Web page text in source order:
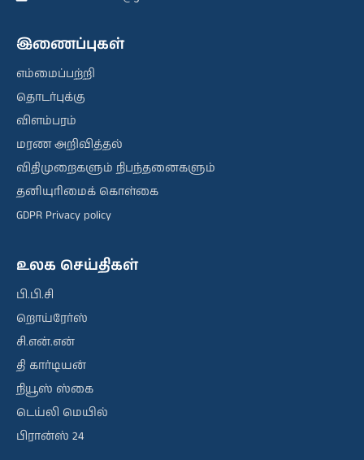
இணைப்புகள்
எம்மைப்பற்றி
தொடர்புக்கு
விளம்பரம்
மரண அறிவித்தல்
விதிமுறைகளும் நிபந்தனைகளும்
தனியுரிமைக் கொள்கை
GDPR Privacy policy
உலக செய்திகள்
பி.பி.சி
றொய்ரேர்ஸ்
சி.என்.என்
தி கார்டியன்
நியூஸ் ஸ்கை
டெய்லி மெயில்
பிரான்ஸ் 24